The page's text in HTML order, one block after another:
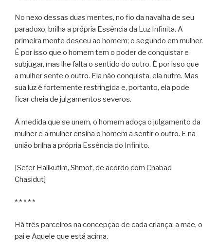
No nexo dessas duas mentes, no fio da navalha de seu
paradoxo, brilha a própria Essência da Luz Infinita. A
primeira mente desceu ao homem; o segundo em mulher.
É por isso que o homem tem o poder de conquistar e
subjugar, mas lhe falta o sentido do outro. É por isso que
a mulher sente o outro. Ela não conquista, ela nutre. Mas
sua luz é fortemente restringida e, portanto, ela pode
ficar cheia de julgamentos severos.
À medida que se unem, o homem adoça o julgamento da
mulher e a mulher ensina o homem a sentir o outro. E na
união brilha a própria Essência do Infinito.
[Sefer Halikutim, Shmot, de acordo com Chabad
Chasidut]
* * * * *
Há três parceiros na concepção de cada criança: a mãe, o
pai e Aquele que está acima.